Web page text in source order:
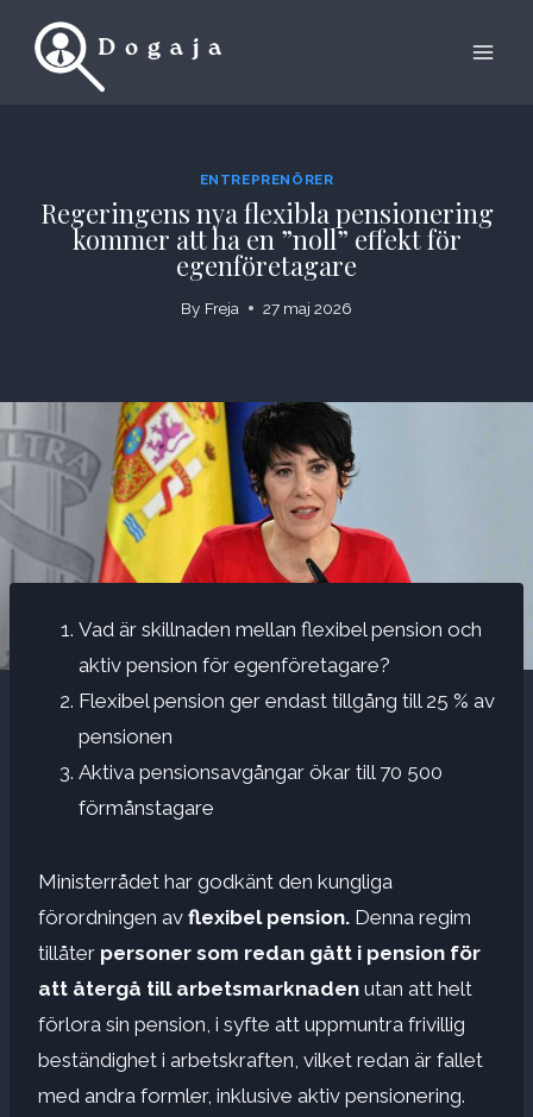
ENTREPRENÖRER
Regeringens nya flexibla pensionering
kommer att ha en ”noll” effekt för
egenföretagare
By Freja 27 maj 2026
Vad är skillnaden mellan flexibel pension och
aktiv pension för egenföretagare?
Flexibel pension ger endast tillgång till 25 % av
pensionen
Aktiva pensionsavgångar ökar till 70 500
förmånstagare
Ministerrådet har godkänt den kungliga
förordningen av flexibel pension. Denna regim
tillåter personer som redan gått i pension för
att återgå till arbetsmarknaden utan att helt
förlora sin pension, i syfte att uppmuntra frivillig
beständighet i arbetskraften, vilket redan är fallet
med andra formler, inklusive aktiv pensionering.